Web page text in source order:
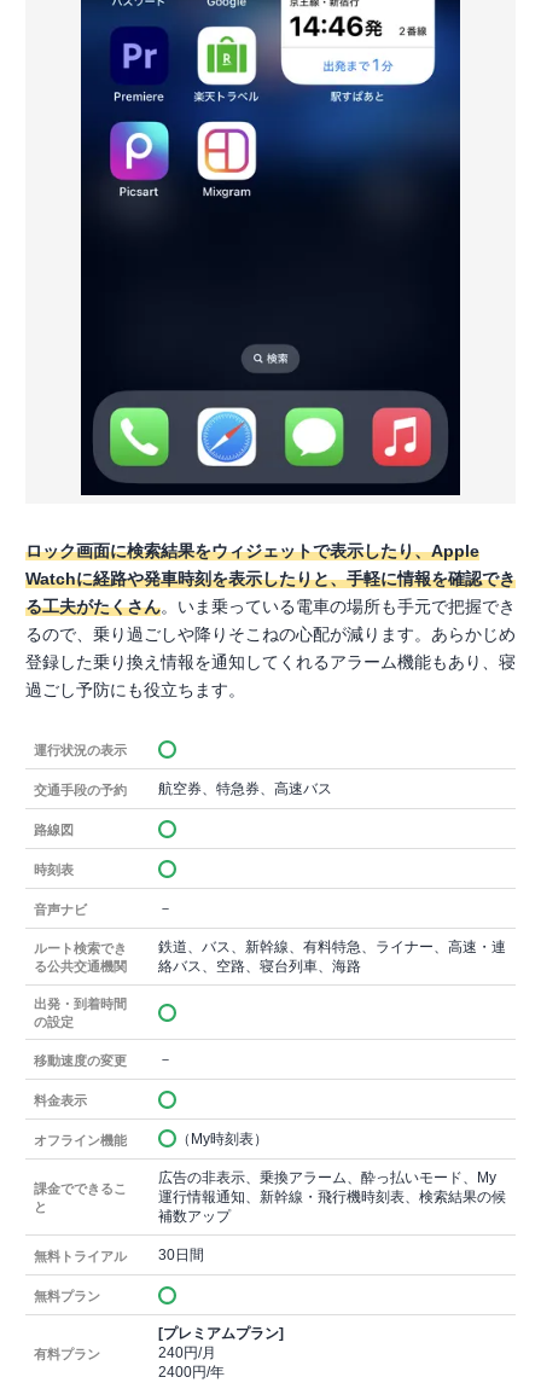
ロック画面に検索結果をウィジェットで表示したり、Apple
Watchに経路や発車時刻を表示したりと、手軽に情報を確認でき
る工夫がたくさん。いま乗っている電車の場所も手元で把握でき
るので、乗り過ごしや降りそこねの心配が減ります。あらかじめ
登録した乗り換え情報を通知してくれるアラーム機能もあり、寝
過ごし予防にも役立ちます。
運行状況の表示
交通手段の予約 航空券、特急券、高速バス
路線図
時刻表
音声ナビ －
ルート検索でき
る公共交通機関
鉄道、バス、新幹線、有料特急、ライナー、高速・連
絡バス、空路、寝台列車、海路
出発・到着時間
の設定
移動速度の変更 －
料金表示
オフライン機能 （My時刻表）
課金でできるこ
と
広告の非表示、乗換アラーム、酔っ払いモード、My
運行情報通知、新幹線・飛行機時刻表、検索結果の候
補数アップ
無料トライアル 30日間
無料プラン
有料プラン
[プレミアムプラン]
240円/月
2400円/年